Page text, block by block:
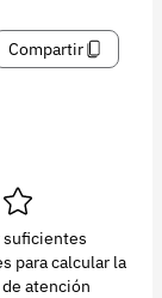
Compartir
suficientes
para calcular la
atención